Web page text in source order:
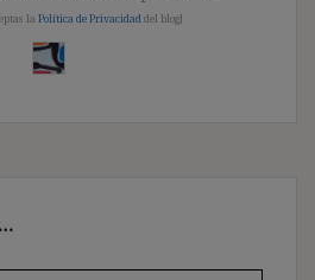
la Política de Privacidad del blog]